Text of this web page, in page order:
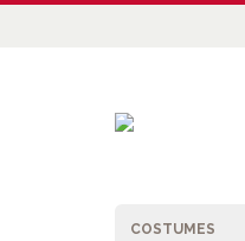
COSTUMES